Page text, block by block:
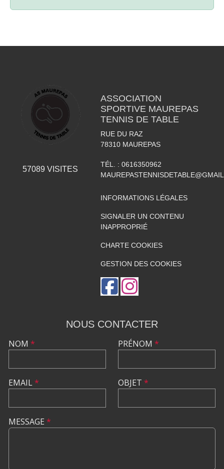
57089 VISITES
ASSOCIATION
SPORTIVE MAUREPAS
TENNIS DE TABLE
RUE DU RAZ
78310 MAUREPAS
TÉL. : 0616350962
INFORMATIONS LÉGALES
SIGNALER UN CONTENU
INAPPROPRIÉ
CHARTE COOKIES
GESTION DES COOKIES
NOUS CONTACTER
NOM *
EMAIL*
PRÉNOM *
OBJET *
MESSAGE *